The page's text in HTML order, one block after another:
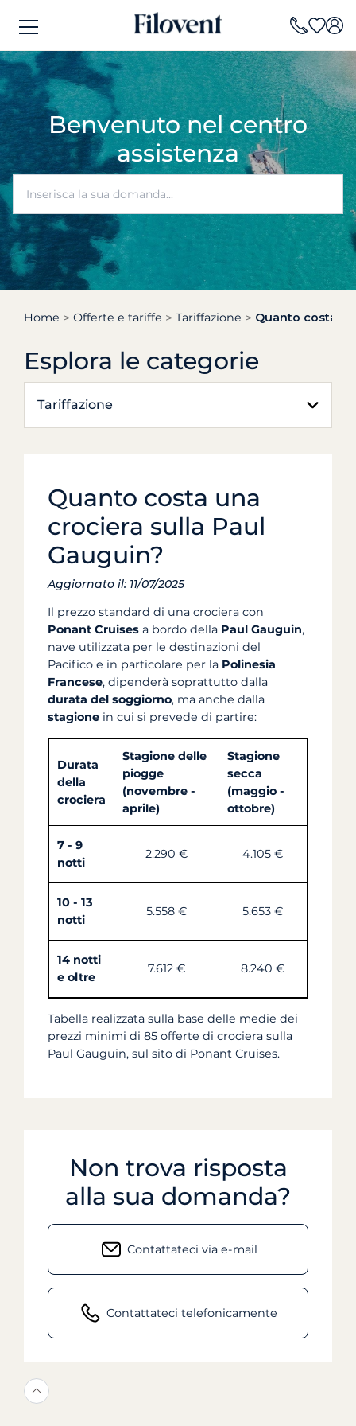
Benvenuto nel centro
assistenza
Home Offerte e tariffe Tariffazione Quanto costa
Esplora le categorie
Tariffazione
Quanto costa una
crociera sulla Paul
Gauguin?
Aggiornato il: 11/07/2025
Il prezzo standard di una crociera con
Ponant Cruises a bordo della Paul Gauguin,
nave utilizzata per le destinazioni del
Pacifico e in particolare per la Polinesia
Francese, dipenderà soprattutto dalla
durata del soggiorno, ma anche dalla
stagione in cui si prevede di partire:
Durata
della
crociera
Stagione delle
piogge
(novembre -
aprile)
Stagione
secca
(maggio -
ottobre)
7 - 9
notti
2.290 € 4.105 €
10 - 13
notti
5.558 € 5.653 €
14 notti
e oltre
7.612 € 8.240 €
Tabella realizzata sulla base delle medie dei
prezzi minimi di 85 offerte di crociera sulla
Paul Gauguin, sul sito di Ponant Cruises.
Non trova risposta
alla sua domanda?
Contattateci via e-mail
Contattateci telefonicamente